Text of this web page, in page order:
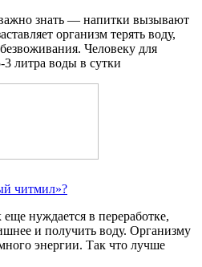
знать — напитки вызывают
организм терять воду,
Человеку для
3 литра воды в сутки
читмил»?
нуждается в переработке,
и получить воду. Организму
энергии. Так что лучше